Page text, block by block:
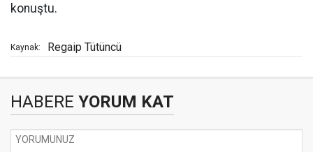
konuştu.
Kaynak: Regaip Tütüncü
HABERE YORUM KAT